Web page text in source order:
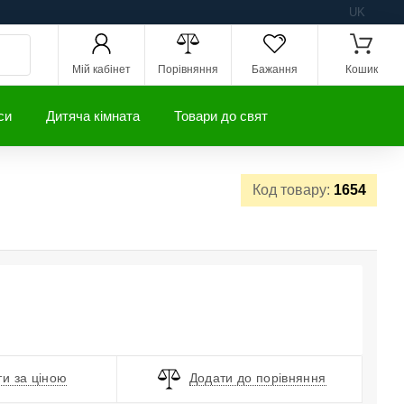
UK
Мій кабінет Порівняння Бажання Кошик
Дитяча кімната Товари до свят
Код товару: 1654
за ціною Додати до порівняння